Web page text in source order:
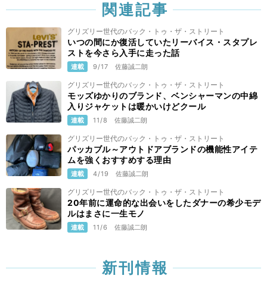
関連記事
グリズリー世代のバック・トゥ・ザ・ストリート
いつの間にか復活していたリーバイス・スタプレ
ストを今さら入手に走った話
連載 9/17 佐藤誠二朗
グリズリー世代のバック・トゥ・ザ・ストリート
モッズゆかりのブランド、ベンシャーマンの中綿
入りジャケットは暖かいけどクール
連載 11/8 佐藤誠二朗
グリズリー世代のバック・トゥ・ザ・ストリート
パッカブル～アウトドアブランドの機能性アイテ
ムを強くおすすめする理由
連載 4/19 佐藤誠二朗
グリズリー世代のバック・トゥ・ザ・ストリート
20年前に運命的な出会いをしたダナーの希少モデ
ルはまさに一生モノ
連載 11/6 佐藤誠二朗
新刊情報